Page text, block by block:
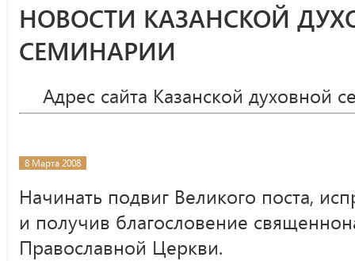
НОВОСТИ КАЗАНСКОЙ
СЕМИНАРИИ
Адрес сайта Казанской духовной
8 Марта 2008
Начинать подвиг Великого поста,
и получив благословение
Православной Церкви.